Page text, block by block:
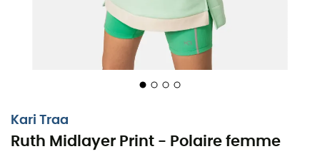
Kari Traa
Ruth Midlayer Print - Polaire femme